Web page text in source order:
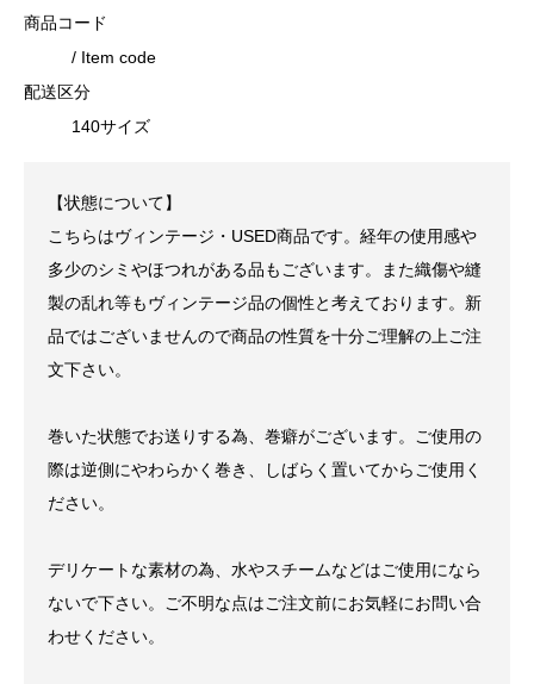
商品コード
/ Item code
配送区分
140サイズ
【状態について】
こちらはヴィンテージ・USED商品です。経年の使用感や
多少のシミやほつれがある品もございます。また織傷や縫
製の乱れ等もヴィンテージ品の個性と考えております。新
品ではございませんので商品の性質を十分ご理解の上ご注
文下さい。
巻いた状態でお送りする為、巻癖がございます。ご使用の
際は逆側にやわらかく巻き、しばらく置いてからご使用く
ださい。
デリケートな素材の為、水やスチームなどはご使用になら
ないで下さい。ご不明な点はご注文前にお気軽にお問い合
わせください。